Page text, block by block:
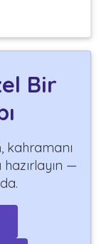
Bir
kahramanı
—